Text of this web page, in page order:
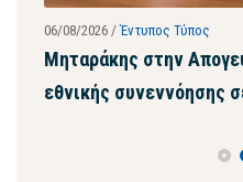
06/08/2026 /Έντυπος Τύπος
Μηταράκης στην
εθνικής συνεννόησης